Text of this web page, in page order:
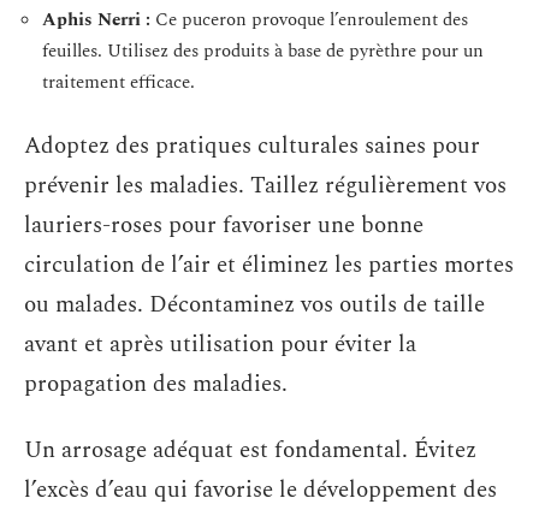
Aphis Nerri : Ce puceron provoque l’enroulement des
feuilles. Utilisez des produits à base de pyrèthre pour un
traitement efficace.
Adoptez des pratiques culturales saines pour
prévenir les maladies. Taillez régulièrement vos
lauriers-roses pour favoriser une bonne
circulation de l’air et éliminez les parties mortes
ou malades. Décontaminez vos outils de taille
avant et après utilisation pour éviter la
propagation des maladies.
Un arrosage adéquat est fondamental. Évitez
l’excès d’eau qui favorise le développement des